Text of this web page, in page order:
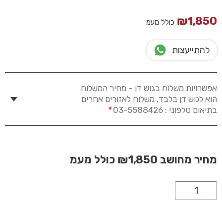
₪1,850 כולל מעמ
להתייעצות
אפשרויות משלוח בגוש דן – מחיר המשלוח
הוא לגוש דן בלבד, משלוח לאזורים אחרים
בתיאום טלפוני : 03-5588426
*
מחיר מחושב ₪1,850 כולל מעמ